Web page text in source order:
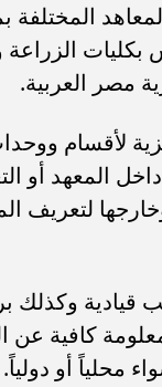
المختلفة
بكليات الزراعة
مصر العربية.
لأقسام
المعهد أو
لتعريف
وكذلك
كافية عن
محلياً أو دولياً.